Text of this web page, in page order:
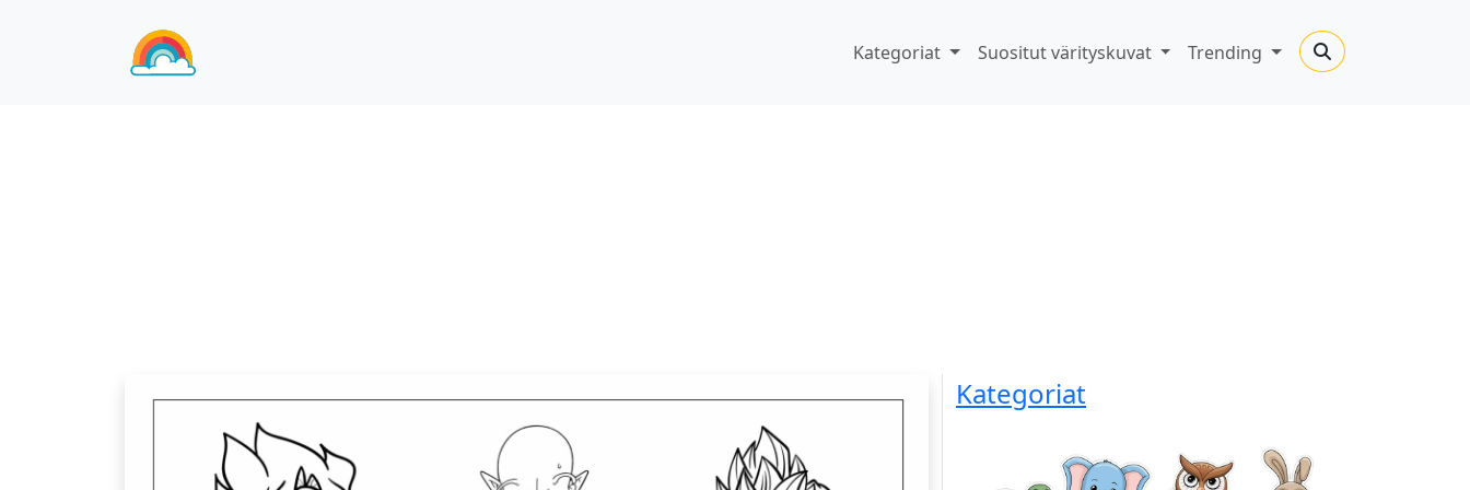
Kategoriat Suositut värityskuvat Trending
Kategoriat